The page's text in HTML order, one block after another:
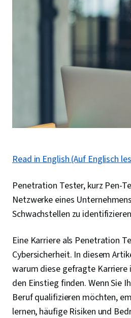
Read in English (Auf Englisch
Penetration Tester, kurz Pen-
Netzwerke eines
Schwachstellen zu
Eine Karriere als Penetration
Cybersicherheit. In diesem
warum diese gefragte Karriere
den Einstieg finden. Wenn Sie
Beruf qualifizieren möchten,
lernen, häufige Risiken und